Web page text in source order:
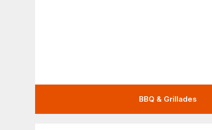
BBQ & Grillades